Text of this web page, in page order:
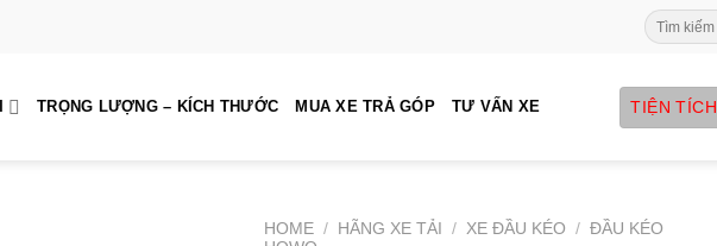
Search
for:
TRỌNG LƯỢNG – KÍCH THƯỚC MUA XE TRẢ GÓP TƯ VẤN XE TIỆN TÍCH
HOME / HÃNG XE TẢI / XE ĐẦU KÉO / ĐẦU KÉO